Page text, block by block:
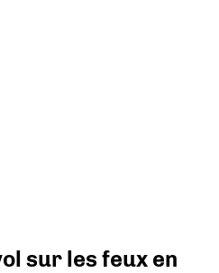
sur les feux en